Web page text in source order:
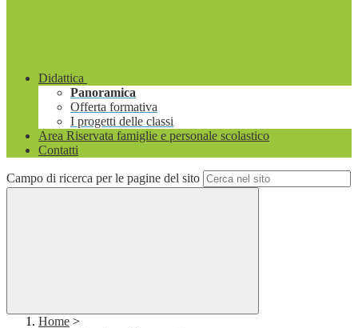
Didattica
Panoramica
Offerta formativa
I progetti delle classi
Area Riservata famiglie e personale scolastico
Contatti
Campo di ricerca per le pagine del sito
Home >